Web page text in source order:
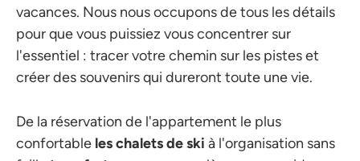
vacances. Nous nous occupons de tous les détails
pour que vous puissiez vous concentrer sur
l'essentiel : tracer votre chemin sur les pistes et
créer des souvenirs qui dureront toute une vie.
De la réservation de l'appartement le plus
confortable les chalets de ski à l'organisation sans